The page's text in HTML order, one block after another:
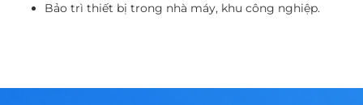
Bảo trì thiết bị trong nhà máy, khu công nghiệp.